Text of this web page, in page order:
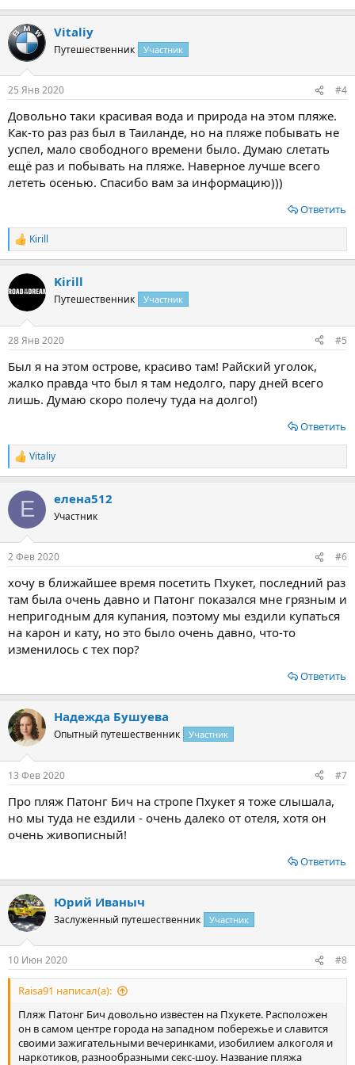
Vitaliy
Путешественник Участник
25 Янв 2020 #4
Довольно таки красивая вода и природа на этом пляже.
Как-то раз раз был в Таиланде, но на пляже побывать не
успел, мало свободного времени было. Думаю слетать
ещё раз и побывать на пляже. Наверное лучше всего
лететь осенью. Спасибо вам за информацию)))
Ответить
Р
е
к
ц
и
Kirill
Kirill
Путешественник Участник
28 Янв 2020 #5
Был я на этом острове, красиво там! Райский уголок,
жалко правда что был я там недолго, пару дней всего
лишь. Думаю скоро полечу туда на долго!)
Ответить
Р
е
к
и
Vitaliy
Е елена512
Участник
2 Фев 2020 #6
хочу в ближайшее время посетить Пхукет, последний раз
там была очень давно и Патонг показался мне грязным и
непригодным для купания, поэтому мы ездили купаться
на карон и кату, но это было очень давно, что-то
изменилось с тех пор?
Ответить
Надежда Бушуева
Опытный путешественник Участник
13 Фев 2020 #7
Про пляж Патонг Бич на стропе Пхукет я тоже слышала,
но мы туда не ездили - очень далеко от отеля, хотя он
очень живописный!
Ответить
Юрий Иваныч
Заслуженный путешественник Участник
10 Июн 2020 #8
Raisa91 написал(а):
Пляж Патонг Бич довольно известен на Пхукете. Расположен
он в самом центре города на западном побережье и славится
своими зажигательными вечеринками, изобилием алкоголя и
наркотиков, разнообразными секс-шоу. Название пляжа